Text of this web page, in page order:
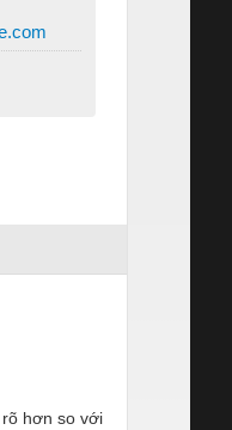
hơn so với